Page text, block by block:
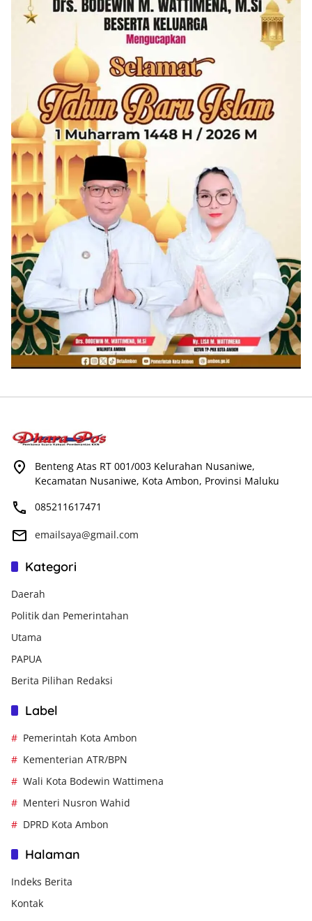
Benteng Atas RT 001/003 Kelurahan Nusaniwe,
Kecamatan Nusaniwe, Kota Ambon, Provinsi Maluku
085211617471
emailsaya@gmail.com
Kategori
Daerah
Politik dan Pemerintahan
Utama
PAPUA
Berita Pilihan Redaksi
Label
Pemerintah Kota Ambon
Kementerian ATR/BPN
Wali Kota Bodewin Wattimena
Menteri Nusron Wahid
DPRD Kota Ambon
Halaman
Indeks Berita
Kontak